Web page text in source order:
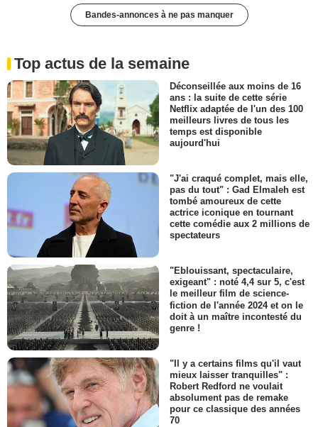
Bandes-annonces à ne pas manquer
Top actus de la semaine
Déconseillée aux moins de 16
ans : la suite de cette série
Netflix adaptée de l'un des 100
meilleurs livres de tous les
temps est disponible
aujourd'hui
"J'ai craqué complet, mais elle,
pas du tout" : Gad Elmaleh est
tombé amoureux de cette
actrice iconique en tournant
cette comédie aux 2 millions de
spectateurs
"Eblouissant, spectaculaire,
exigeant" : noté 4,4 sur 5, c'est
le meilleur film de science-
fiction de l'année 2024 et on le
doit à un maître incontesté du
genre !
"Il y a certains films qu'il vaut
mieux laisser tranquilles" :
Robert Redford ne voulait
absolument pas de remake
pour ce classique des années
70